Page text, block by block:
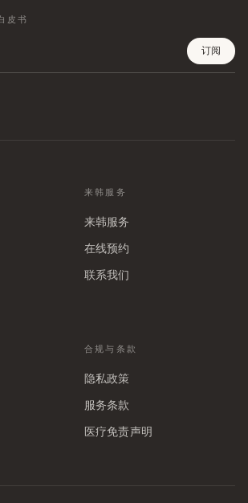
皮书
订阅
来韩服务
来韩服务
在线预约
联系我们
合规与条款
隐私政策
服务条款
医疗免责声明